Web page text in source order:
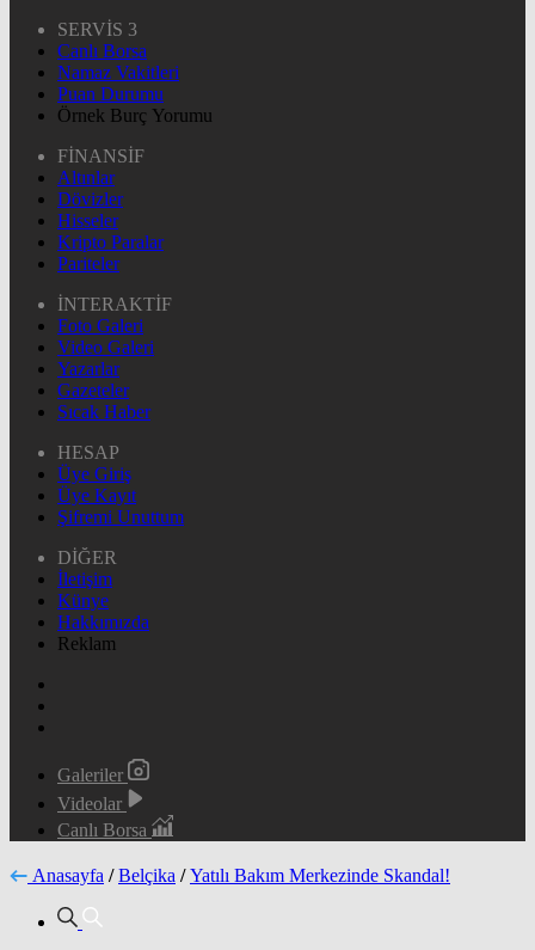
SERVİS 3
Canlı Borsa
Namaz Vakitleri
Puan Durumu
Örnek Burç Yorumu
FİNANSİF
Altınlar
Dövizler
Hisseler
Kripto Paralar
Pariteler
İNTERAKTİF
Foto Galeri
Video Galeri
Yazarlar
Gazeteler
Sıcak Haber
HESAP
Üye Giriş
Üye Kayıt
Şifremi Unuttum
DİĞER
İletişim
Künye
Hakkımızda
Reklam
Galeriler
Videolar
Canlı Borsa
Anasayfa / Belçika / Yatılı Bakım Merkezinde Skandal!